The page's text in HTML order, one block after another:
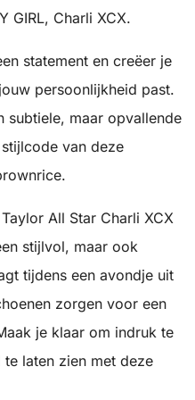
GIRL, Charli XCX.
statement en creëer je
persoonlijkheid past.
subtiele, maar opvallende
van deze
All Star Charli XCX
stijlvol, maar ook
tijdens een avondje uit
zorgen voor een
je klaar om indruk te
laten zien met deze